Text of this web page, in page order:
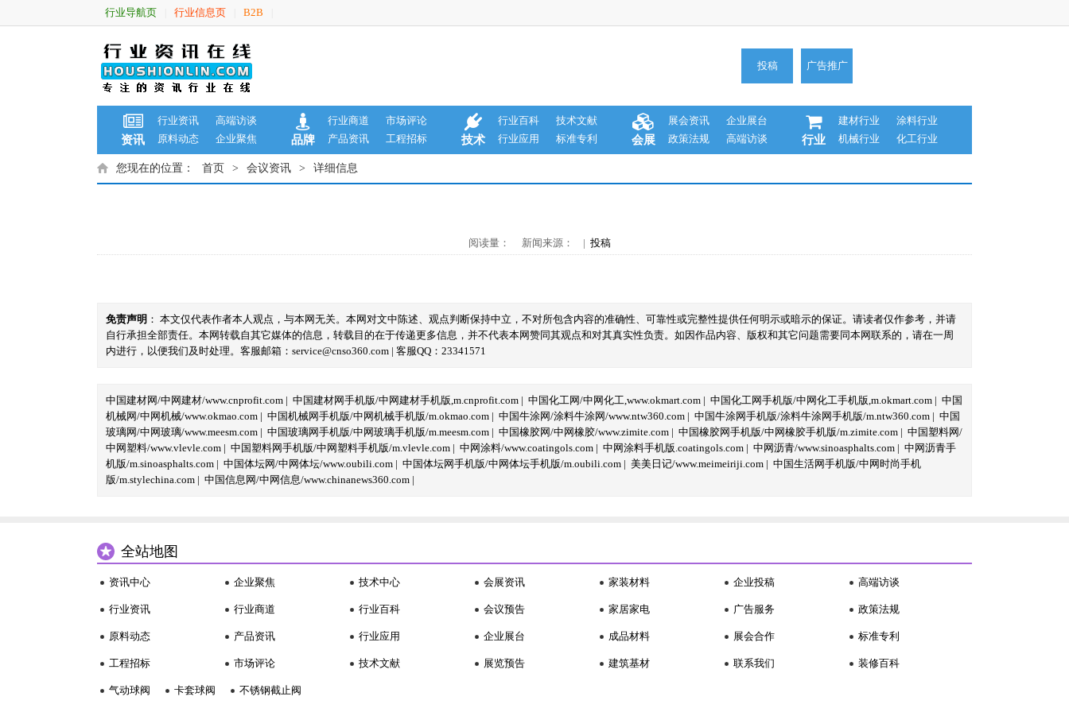
行业导航页 行业信息页 B2B
投稿 广告推广
资讯
行业资讯
高端访谈
原料动态
企业聚焦 品牌
行业商道
市场评论
产品资讯
工程招标 技术
行业百科
技术文献
行业应用
标准专利 会展
展会资讯
企业展台
政策法规
高端访谈 行业
建材行业
涂料行业
机械行业
化工行业
您现在的位置： 首页 > 会议资讯 > 详细信息
阅读量： 新闻来源： | 投稿
免责声明 ： 本文仅代表作者本人观点，与本网无关。本网对文中陈述、观点判断保持中立，不对所包含内容的准确性、可靠性或完整性提供任何明示或暗示的保证。请读者仅作参考，并请
自行承担全部责任。本网转载自其它媒体的信息，转载目的在于传递更多信息，并不代表本网赞同其观点和对其真实性负责。如因作品内容、版权和其它问题需要同本网联系的，请在一周
内进行，以便我们及时处理。客服邮箱：service@cnso360.com | 客服QQ：23341571
中国建材网/中网建材/www.cnprofit.com | 中国建材网手机版/中网建材手机版,m.cnprofit.com | 中国化工网/中网化工,www.okmart.com | 中国化工网手机版/中网化工手机版,m.okmart.com | 中国
机械网/中网机械/www.okmao.com | 中国机械网手机版/中网机械手机版/m.okmao.com | 中国牛涂网/涂料牛涂网/www.ntw360.com | 中国牛涂网手机版/涂料牛涂网手机版/m.ntw360.com | 中国
玻璃网/中网玻璃/www.meesm.com | 中国玻璃网手机版/中网玻璃手机版/m.meesm.com | 中国橡胶网/中网橡胶/www.zimite.com | 中国橡胶网手机版/中网橡胶手机版/m.zimite.com | 中国塑料网/
中网塑料/www.vlevle.com | 中国塑料网手机版/中网塑料手机版/m.vlevle.com | 中网涂料/www.coatingols.com | 中网涂料手机版.coatingols.com | 中网沥青/www.sinoasphalts.com | 中网沥青手
机版/m.sinoasphalts.com | 中国体坛网/中网体坛/www.oubili.com | 中国体坛网手机版/中网体坛手机版/m.oubili.com | 美美日记/www.meimeiriji.com | 中国生活网手机版/中网时尚手机
版/m.stylechina.com | 中国信息网/中网信息/www.chinanews360.com |
全站地图
资讯中心
行业资讯
原料动态
工程招标
企业聚焦
行业商道
产品资讯
市场评论
技术中心
行业百科
行业应用
技术文献
会展资讯
会议预告
企业展台
展览预告
家装材料
家居家电
成品材料
建筑基材
企业投稿
广告服务
展会合作
联系我们
高端访谈
政策法规
标准专利
装修百科
气动球阀 卡套球阀 不锈钢截止阀